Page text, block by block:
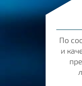
По
и